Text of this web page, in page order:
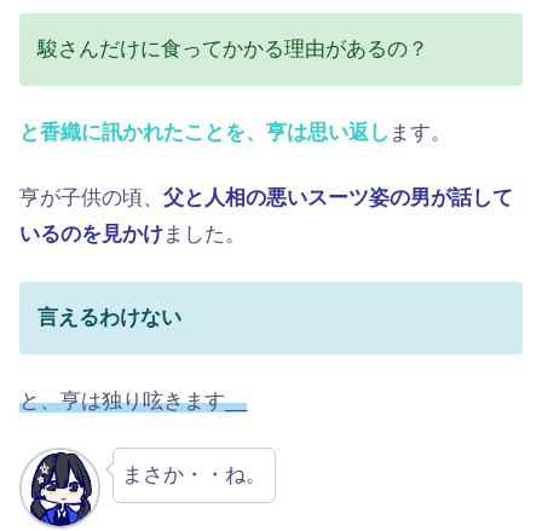
駿さんだけに食ってかかる理由があるの？
と香織に訊かれたことを、亨は思い返し ます。
亨が子供の頃、 父と人相の悪いスーツ姿の男が話して
いるのを見かけました。
言えるわけない
と、亨は独り呟きます__
まさか・・ね。